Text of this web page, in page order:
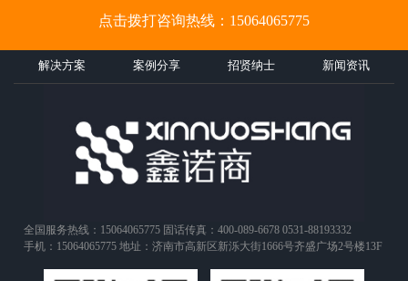
点击拨打咨询热线：15064065775
解决方案 案例分享 招贤纳士 新闻资讯
全国服务热线：15064065775 固话传真：400-089-6678 0531-88193332
手机：15064065775 地址：济南市高新区新泺大街1666号齐盛广场2号楼13F